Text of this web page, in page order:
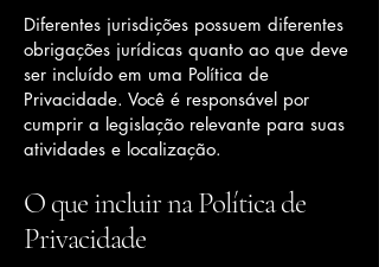
Diferentes jurisdições possuem diferentes
obrigações jurídicas quanto ao que deve
ser incluído em uma Política de
Privacidade. Você é responsável por
cumprir a legislação relevante para suas
atividades e localização.
O que incluir na Política de
Privacidade